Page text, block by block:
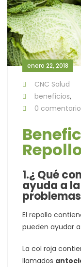
enero 22, 2018
CNC Salud
beneficios,
0 comentario
1.¿ Qué
ayuda a
El repollo
pueden ayudar
La col roja
llamados